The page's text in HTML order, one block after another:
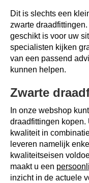
Dit is slechts een
zwarte
geschikt is voor uw
specialisten kijken
van een passend
kunnen helpen.
Zwarte
In onze webshop
draadfittingen kopen.
kwaliteit in
leveren namelijk
kwaliteitseisen
maakt u een
inzicht in de actuele